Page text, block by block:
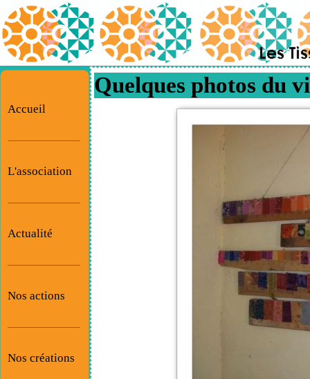
Accueil
L'association
Actualité
Nos actions
Nos créations
Quelques photos du